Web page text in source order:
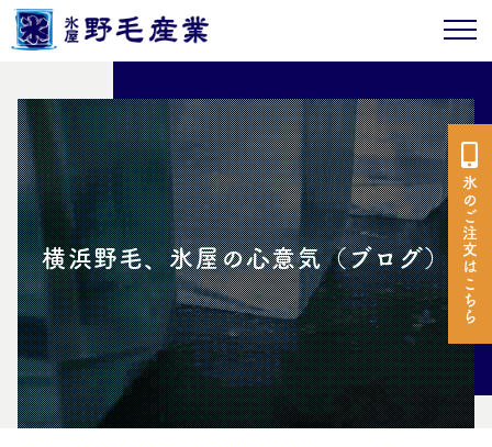
氷のご注文はこちら
横浜野毛、氷屋の心意気（ブログ）